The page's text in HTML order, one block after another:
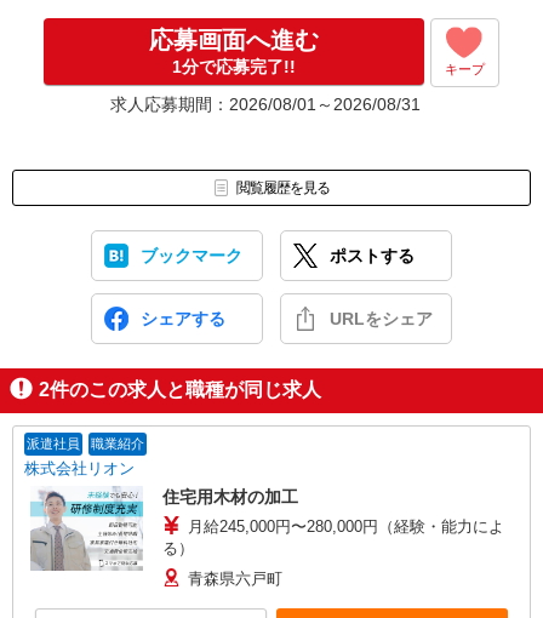
▼就業開始
*配属先にて、当社の派遣スタッフとしてご就業いただきます。
★入社前に配属先が決定する場合もございます。
いずれの場合も、入社された時点で給与が発生します。（当社規
株式会社テクノ・サービス 青森営業所
〒031-0081 青森県八戸市柏崎1-10-2 日進八戸ビル4階
応募画面へ進む
1分で応募完了!! キープ
求人応募期間：2026/08/01～2026/08/31
閲覧履歴を見る
ブックマーク ポストする
シェアする URLをシェア
2件のこの求人と職種が同じ求人
派遣社員 職業紹介
株式会社リオン
住宅用木材の加工
月給245,000円〜280,000円（経験・能力によ
る）
青森県六戸町